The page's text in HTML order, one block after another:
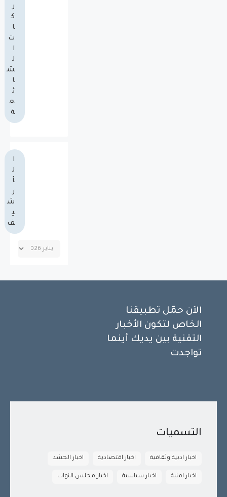
ر
ك
ا
ت
ا
ل
ش
ا
ئ
ع
ة
ا
ل
أ
ر
ش
ي
ف
الآن حمّل تطبيقنا
الخاص لتكون الأخبار
التقنية بين يديك أينما
تواجدت
التسميات
اخبار ادبية وثقافية اخبار اقتصادية اخبار الحشد
اخبار امنية اخبار سياسية اخبار مجلس النواب